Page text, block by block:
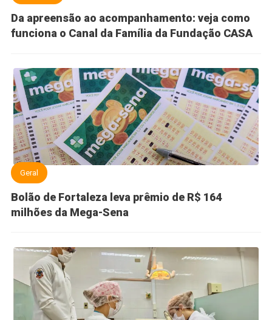
Da apreensão ao acompanhamento: veja como
funciona o Canal da Família da Fundação CASA
Geral
Bolão de Fortaleza leva prêmio de R$ 164
milhões da Mega-Sena